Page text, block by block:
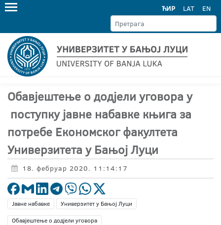
ЋИР LAT EN
Обавјештење о додјели уговора у
поступку јавне набавке књига за
потребе Економског факултета
Универзитета у Бањој Луци
18. фебруар 2020. 11:14:17
Јавне набавке
Универзитет у Бањој Луци
Обавјештење о додјели уговора